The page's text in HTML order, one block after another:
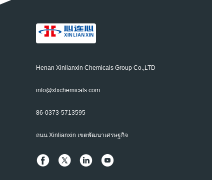
Henan Xinlianxin Chemicals Group Co.,LTD
info@xlxchemicals.com
86-0373-5713595
ถนน Xinlianxin เขตพัฒนาเศรษฐกิจ